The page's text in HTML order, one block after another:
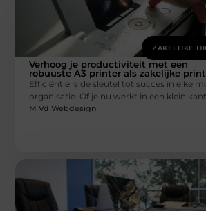
ZAKELIJKE
Verhoog je productiviteit met een
robuuste A3 printer als zakelijke
Efficiëntie is de sleutel tot succes in elke
organisatie. Of je nu werkt in een klein
M Vd Webdesign